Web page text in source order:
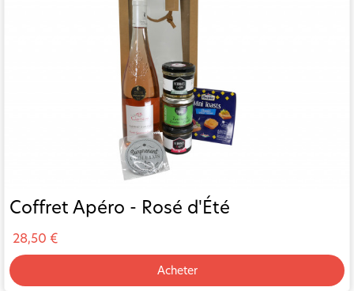
Coffret Apéro - Rosé d'Été
28,50 €
Acheter